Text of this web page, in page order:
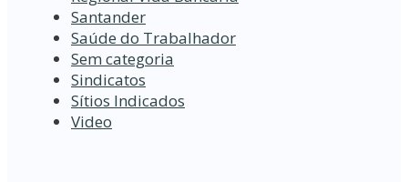
Santander
Saúde do Trabalhador
Sem categoria
Sindicatos
Sítios Indicados
Video